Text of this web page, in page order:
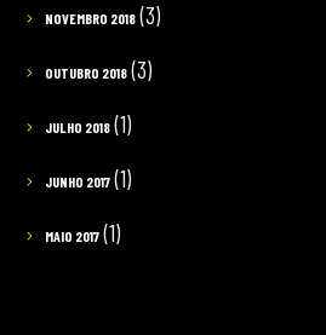
NOVEMBRO 2018(3)
OUTUBRO 2018(3)
JULHO 2018(1)
JUNHO 2017(1)
MAIO 2017(1)